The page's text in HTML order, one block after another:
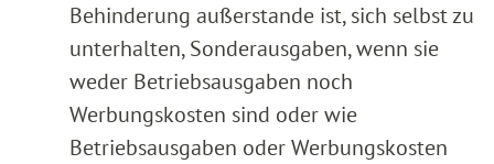
Behinderung außerstande ist, sich selbst zu
unterhalten, Sonderausgaben, wenn sie
weder Betriebsausgaben noch
Werbungskosten sind oder wie
Betriebsausgaben oder Werbungskosten